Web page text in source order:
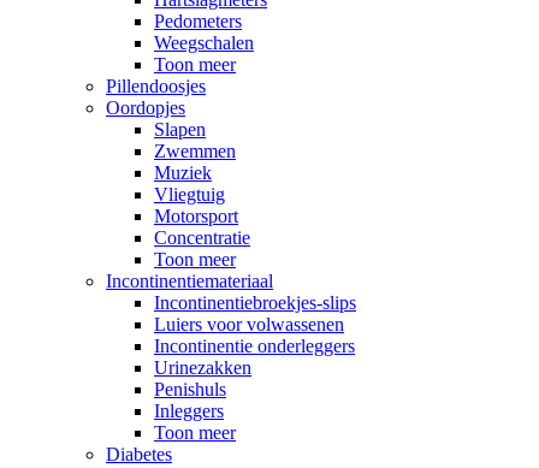
Pedometers
Weegschalen
Toon meer
Pillendoosjes
Oordopjes
Slapen
Zwemmen
Muziek
Vliegtuig
Motorsport
Concentratie
Toon meer
Incontinentiemateriaal
Incontinentiebroekjes-slips
Luiers voor volwassenen
Incontinentie onderleggers
Urinezakken
Penishuls
Inleggers
Toon meer
Diabetes